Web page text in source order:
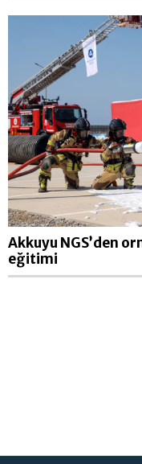
Akkuyu NGS’den
eğitimi